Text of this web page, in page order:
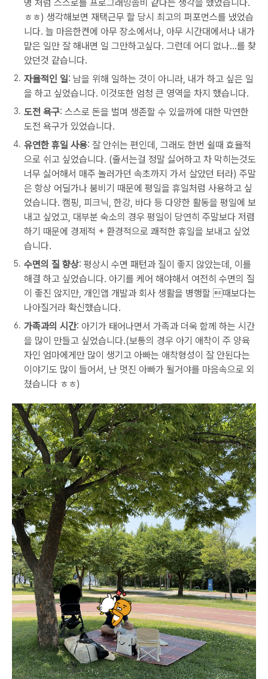
명 처럼 스스로를 프로그래밍좀비 같다는 생각을 했었습니다.
ㅎㅎ) 생각해보면 재택근무 할 당시 최고의 퍼포먼스를 냈었습
니다. 늘 마음한켠에 아무 장소에서나, 아무 시간대에서나 내가
맡은 일만 잘 해내면 일 그만하고싶다. 그런데 어디 없나...를 찾
았던것 같습니다.
자율적인 일: 남을 위해 일하는 것이 아니라, 내가 하고 싶은 일
을 하고 싶었습니다. 이것또한 엄청 큰 영역을 차지 했습니다.
도전 욕구: 스스로 돈을 벌며 생존할 수 있을까에 대한 막연한
도전 욕구가 있었습니다.
유연한 휴일 사용: 잘 안쉬는 편인데, 그래도 한번 쉴때 효율적
으로 쉬고 싶었습니다. (줄서는걸 정말 싫어하고 차 막히는것도
너무 싫어해서 매주 놀러가던 속초까지 가서 살았던 터라) 주말
은 항상 어딜가나 붐비기 때문에 평일을 휴일처럼 사용하고 싶
었습니다. 캠핑, 피크닉, 한강, 바다 등 다양한 활동을 평일에 보
내고 싶었고, 대부분 숙소의 경우 평일이 당연히 주말보다 저렴
하기 때문에 경제적 + 환경적으로 쾌적한 휴일을 보내고 싶었
습니다.
수면의 질 향상: 평상시 수면 패턴과 질이 좋지 않았는데, 이를
해결 하고 싶었습니다. 아기를 케어 해야해서 여전히 수면의 질
이 좋진 않지만, 개인앱 개발과 회사 생활을 병행할 때보다는
나아질거라 확신했습니다.
가족과의 시간: 아기가 태어나면서 가족과 더욱 함께 하는 시간
을 많이 만들고 싶었습니다.(보통의 경우 아기 애착이 주 양육
자인 엄마에게만 많이 생기고 아빠는 애착형성이 잘 안된다는
이야기도 많이 들어서, 난 멋진 아빠가 될거야를 마음속으로 외
쳤습니다 ㅎㅎ)